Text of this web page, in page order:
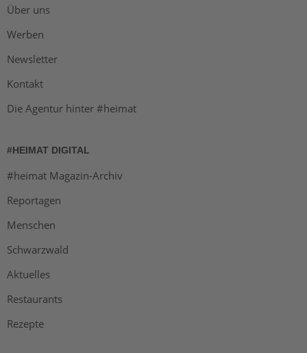
Über uns
Werben
Newsletter
Kontakt
Die Agentur hinter #heimat
#HEIMAT DIGITAL
#heimat Magazin-Archiv
Reportagen
Menschen
Schwarzwald
Aktuelles
Restaurants
Rezepte